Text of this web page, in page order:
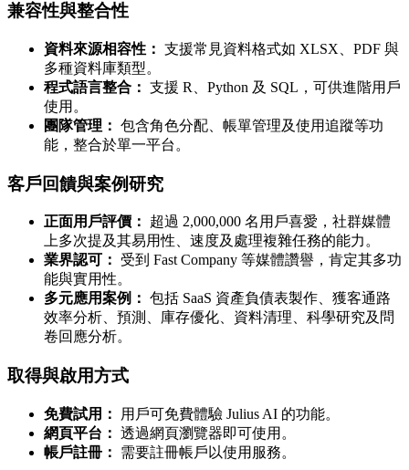
兼容性與整合性
資料來源相容性： 支援常見資料格式如 XLSX、PDF 與
多種資料庫類型。
程式語言整合： 支援 R、Python 及 SQL，可供進階用戶
使用。
團隊管理： 包含角色分配、帳單管理及使用追蹤等功
能，整合於單一平台。
客戶回饋與案例研究
正面用戶評價：
超過 2,000,000 名用戶喜愛，社群媒體
上多次提及其易用性、速度及處理複雜任務的能力。
業界認可：
受到 Fast Company 等媒體讚譽，肯定其多功
能與實用性。
多元應用案例： 包括 SaaS 資產負債表製作、獲客通路
效率分析、預測、庫存優化、資料清理、科學研究及問
卷回應分析。
取得與啟用方式
免費試用：
用戶可免費體驗 Julius AI 的功能。
網頁平台： 透過網頁瀏覽器即可使用。
帳戶註冊：
需要註冊帳戶以使用服務。